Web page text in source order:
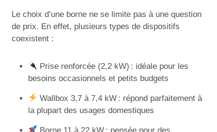
Le choix d’une borne ne se limite pas à une question
de prix. En effet, plusieurs types de dispositifs
coexistent :
Prise renforcée (2,2 kW) : idéale pour les
besoins occasionnels et petits budgets
Wallbox 3,7 à 7,4 kW : répond parfaitement à
la plupart des usages domestiques
Borne 11 à 22 kW : pensée pour des